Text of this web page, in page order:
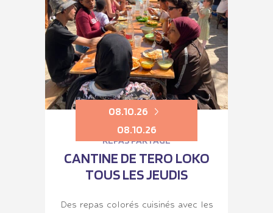
08.10.26
08.10.26
REPAS PARTAGÉ
CANTINE DE TERO LOKO
TOUS LES JEUDIS
Des repas colorés cuisinés avec les